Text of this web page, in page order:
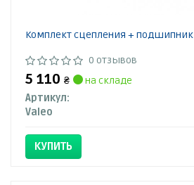
Комплект сцепления + подшипник
0 отзывов
5 110 ₴
на складе
Артикул:
Valeo
КУПИТЬ